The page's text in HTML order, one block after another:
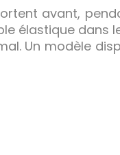
avant,
élastique dans
Un modèle